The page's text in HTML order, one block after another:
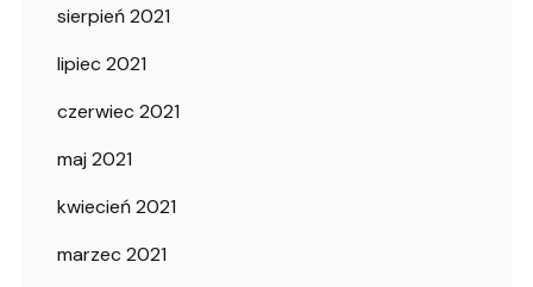
sierpień 2021
lipiec 2021
czerwiec 2021
maj 2021
kwiecień 2021
marzec 2021